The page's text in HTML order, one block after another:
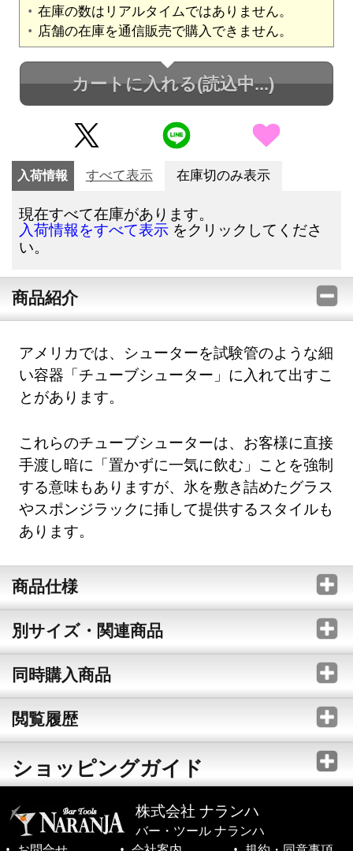
在庫の数はリアルタイムではありません。
店舗の在庫を通信販売で購入できません。
カートに入れる(読込中...)
入荷情報 すべて表示 在庫切のみ表示
現在すべて在庫があります。
入荷情報をすべて表示 をクリックしてくださ
い。
商品紹介
アメリカでは、シューターを試験管のような細
い容器「チューブシューター」に入れて出すこ
とがあります。
これらのチューブシューターは、お客様に直接
手渡し暗に「置かずに一気に飲む」ことを強制
する意味もありますが、氷を敷き詰めたグラス
やスポンジラックに挿して提供するスタイルも
あります。
商品仕様
別サイズ・関連商品
同時購入商品
閲覧履歴
ショッピングガイド
株式会社 ナランハ
バー・ツール ナランハ